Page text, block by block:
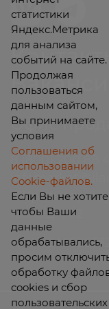
Контакты
Офис
г.
помещ. 302
ИНН:
статистики
Яндекс.Метрика
для анализа
событий на сайте.
Продолжая
пользоваться
данным сайтом,
Вы принимаете
условия
Соглашения об
использовании
Cookie-файлов.
Если Вы не
чтобы Ваши
данные
обрабатывались,
просим
обработку
cookies и сбор
пользовательских